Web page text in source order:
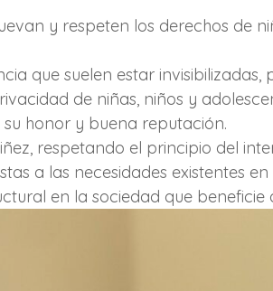
y respeten los derechos de
que suelen estar
de niñas, niños y
honor y buena reputación.
respetando el principio del
a las necesidades existentes
en la sociedad que beneficie